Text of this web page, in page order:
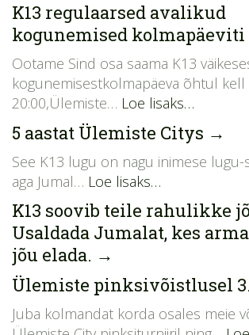
K13 regulaarsed avalikud
kogunemised kolmapäeviti
Ootame Sind osa saama K13
kogunemisestkolmapäeva õhtul kell
20:00,Ülemiste… Loe lisaks…
5 aastat Ülemiste Citys →
See K13 lugu on nagu inimese
aga Jumal… Loe lisaks…
K13 soovib teile rahulikke
Usaldada Jumalat, kes
jõu elada. →
Ülemiste pinksivõistlusel
Juba kolmandat korda osales meie